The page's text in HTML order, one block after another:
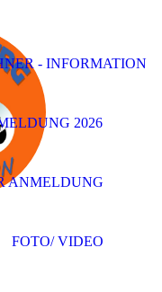
- INFORMATION
2026
ANMELDUNG
FOTO/ VIDEO